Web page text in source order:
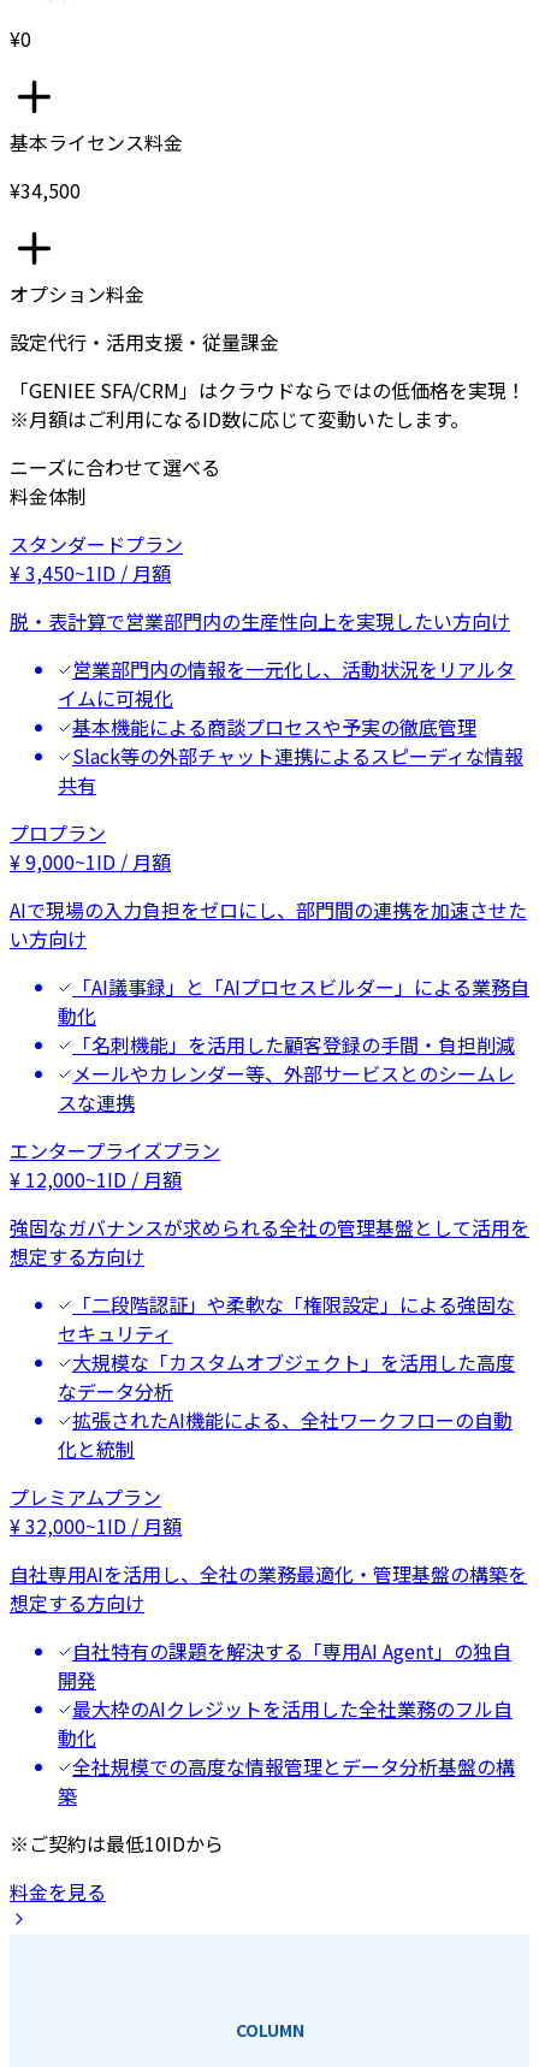
¥0
基本ライセンス料金
¥34,500
オプション料金
設定代行・活用支援・従量課金
「GENIEE SFA/CRM」はクラウドならではの低価格を実現！
※月額はご利用になるID数に応じて変動いたします。
ニーズに合わせて選べる
料金体制
スタンダードプラン
¥3,450~1ID / 月額
脱・表計算で営業部門内の生産性向上を実現したい方向け
営業部門内の情報を一元化し、活動状況をリアルタ
イムに可視化
基本機能による商談プロセスや予実の徹底管理
Slack等の外部チャット連携によるスピーディな情報
共有
プロプラン
¥9,000~1ID / 月額
AIで現場の入力負担をゼロにし、部門間の連携を加速させた
い方向け
「AI議事録」と「AIプロセスビルダー」による業務自
動化
「名刺機能」を活用した顧客登録の手間・負担削減
メールやカレンダー等、外部サービスとのシームレ
スな連携
エンタープライズプラン
¥ 12,000~1ID / 月額
強固なガバナンスが求められる全社の管理基盤として活用を
想定する方向け
「二段階認証」や柔軟な「権限設定」による強固な
セキュリティ
大規模な「カスタムオブジェクト」を活用した高度
なデータ分析
拡張されたAI機能による、全社ワークフローの自動
化と統制
プレミアムプラン
¥32,000~1ID / 月額
自社専用AIを活用し、全社の業務最適化・管理基盤の構築を
想定する方向け
自社特有の課題を解決する「専用AI Agent」の独自
開発
最大枠のAIクレジットを活用した全社業務のフル自
動化
全社規模での高度な情報管理とデータ分析基盤の構
築
※ご契約は最低10IDから
料金を見る
COLUMN